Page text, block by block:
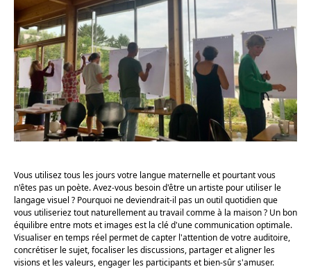
Vous utilisez tous les jours votre langue maternelle et pourtant vous
n'êtes pas un poète. Avez-vous besoin d'être un artiste pour utiliser le
langage visuel ? Pourquoi ne deviendrait-il pas un outil quotidien que
vous utiliseriez tout naturellement au travail comme à la maison ? Un bon
équilibre entre mots et images est la clé d'une communication optimale.
Visualiser en temps réel permet de capter l'attention de votre auditoire,
concrétiser le sujet, focaliser les discussions, partager et aligner les
visions et les valeurs, engager les participants et bien-sûr s'amuser.